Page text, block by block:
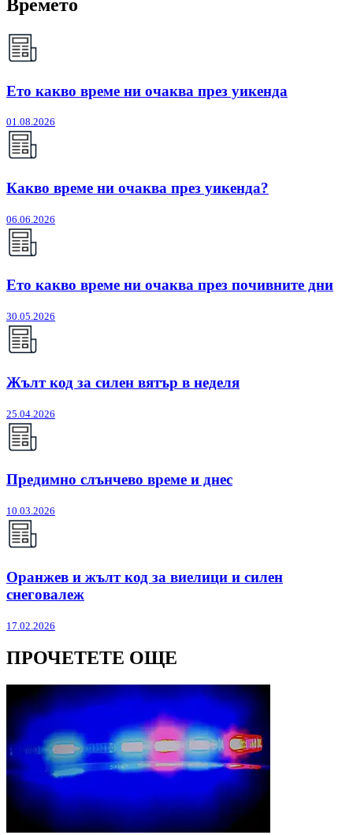
Времето
Ето какво време ни очаква през уикенда
01.08.2026
Какво време ни очаква през уикенда?
06.06.2026
Ето какво време ни очаква през почивните дни
30.05.2026
Жълт код за силен вятър в неделя
25.04.2026
Предимно слънчево време и днес
10.03.2026
Оранжев и жълт код за виелици и силен
снеговалеж
17.02.2026
ПРОЧЕТЕТЕ ОЩЕ